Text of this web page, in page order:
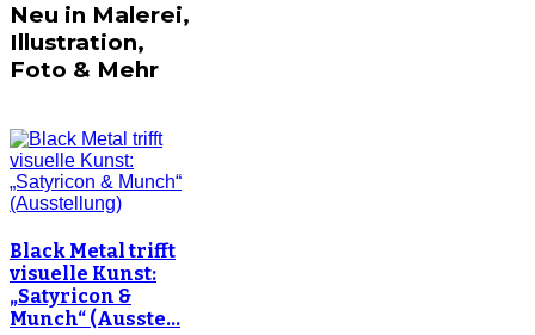
Neu in Malerei,
Illustration,
Foto & Mehr
Black Metal trifft
visuelle Kunst:
„Satyricon &
Munch“ (Ausste…